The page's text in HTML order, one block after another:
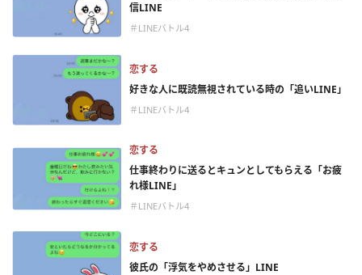
信LINE
＃LINEバトル4
恋する
好きな人に既読無視されている時の「追いLINE」
＃LINEバトル4
恋する
仕事終わりに送るとキュンとしてもらえる「お疲
れ様LINE」
＃LINEバトル4
恋する
彼氏の「浮気をやめさせる」LINE